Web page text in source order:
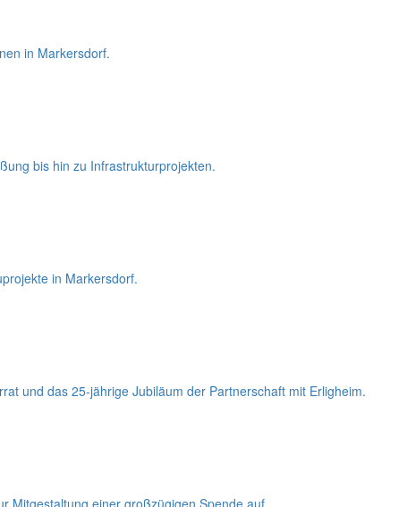
in Markersdorf.
bis hin zu Infrastrukturprojekten.
in Markersdorf.
und das 25-jährige Jubiläum der Partnerschaft mit Erligheim.